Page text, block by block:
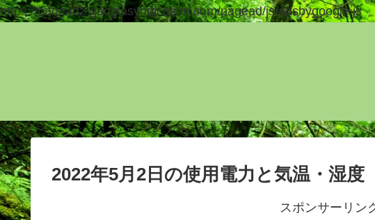
https://pagead2.googlesyndication.com/pagead/js/adsbygoogle.js
2022年5月2日の使用電力と気温・湿度
スポンサーリン